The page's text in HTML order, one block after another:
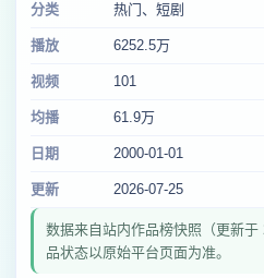
分类 热门、短剧
播放 6252.5万
视频 101
均播 61.9万
日期 2000-01-01
更新 2026-07-25
数据来自站内作品榜快照（更新
品状态以原始平台页面为准。